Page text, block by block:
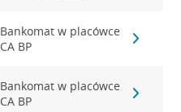
Bankomat w placówce
CA BP
Bankomat w placówce
CA BP